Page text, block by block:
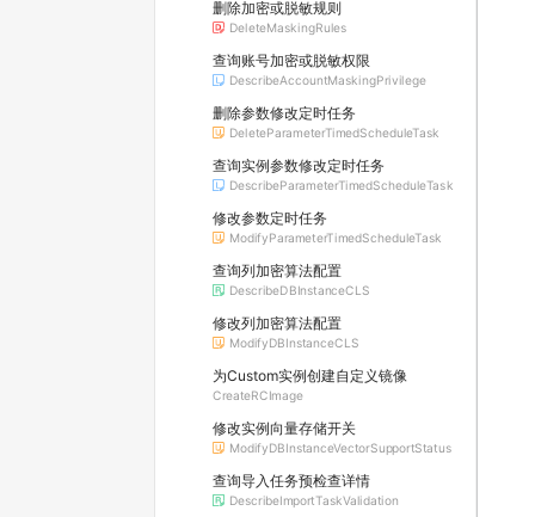
删除加密或脱敏规则
DeleteMaskingRules
查询账号加密或脱敏权限
DescribeAccountMaskingPrivilege
删除参数修改定时任务
DeleteParameterTimedScheduleTask
查询实例参数修改定时任务
DescribeParameterTimedScheduleTask
修改参数定时任务
ModifyParameterTimedScheduleTask
查询列加密算法配置
DescribeDBInstanceCLS
修改列加密算法配置
ModifyDBInstanceCLS
为Custom实例创建自定义镜像
CreateRCImage
修改实例向量存储开关
ModifyDBInstanceVectorSupportStatus
查询导入任务预检查详情
DescribeImportTaskValidation